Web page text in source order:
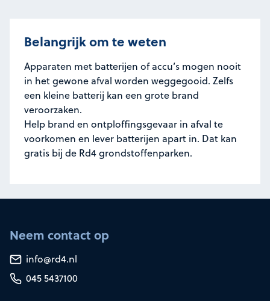
Belangrijk om te weten
Apparaten met batterijen of accu’s mogen nooit
in het gewone afval worden weggegooid. Zelfs
een kleine batterij kan een grote brand
veroorzaken.
Help brand en ontploffingsgevaar in afval te
voorkomen en lever batterijen apart in. Dat kan
gratis bij de Rd4 grondstoffenparken.
Neem contact op
info@rd4.nl
045 5437100